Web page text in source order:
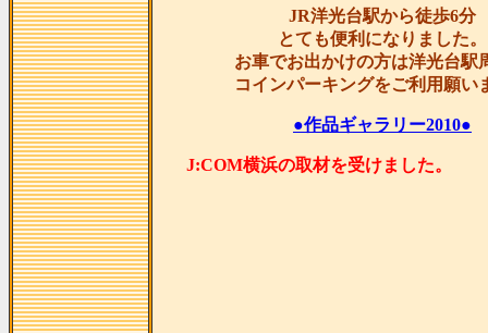
JR洋光台駅から徒歩6分
とても便利になりました。
お車でお出かけの方は洋光台駅
コインパーキングをご利用願い
●作品ギャラリー2010●
J:COM横浜の取材を受け